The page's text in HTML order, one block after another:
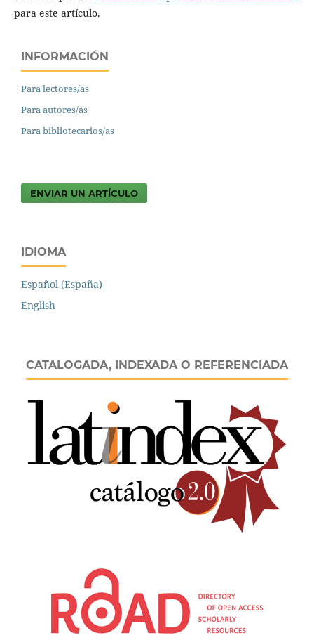
para este artículo.
INFORMACIÓN
Para lectores/as
Para autores/as
Para bibliotecarios/as
ENVIAR UN ARTÍCULO
IDIOMA
Español (España)
English
CATALOGADA, INDEXADA O REFERENCIADA